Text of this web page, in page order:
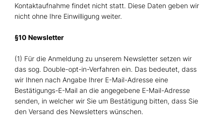
Kontaktaufnahme findet nicht statt. Diese Daten geben wir
nicht ohne Ihre Einwilligung weiter.
§10 Newsletter
(1) Für die Anmeldung zu unserem Newsletter setzen wir
das sog. Double-opt-in-Verfahren ein. Das bedeutet, dass
wir Ihnen nach Angabe Ihrer E-Mail-Adresse eine
Bestätigungs-E-Mail an die angegebene E-Mail-Adresse
senden, in welcher wir Sie um Bestätigung bitten, dass Sie
den Versand des Newsletters wünschen.